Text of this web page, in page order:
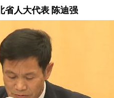
省人大代表 陈迪强